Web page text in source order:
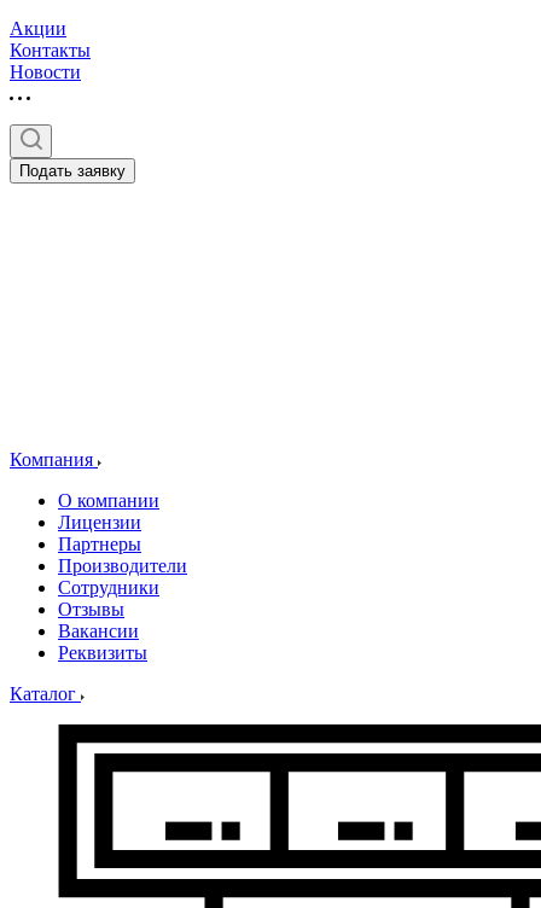
Акции
Контакты
Новости
Подать заявку
Компания
О компании
Лицензии
Партнеры
Производители
Сотрудники
Отзывы
Вакансии
Реквизиты
Каталог